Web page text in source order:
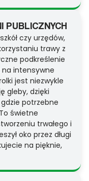
PUBLICZNYCH
czy urzędów,
trawy z
podkreślenie
na intensywne
jest niezwykle
gleby, dzięki
potrzebne
świetne
trwałego i
oko przez długi
na pięknie,